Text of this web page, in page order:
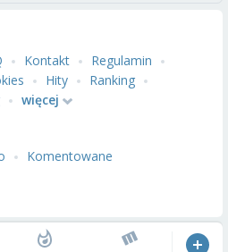
Kontakt
Regulamin
Hity
Ranking
więcej
Komentowane